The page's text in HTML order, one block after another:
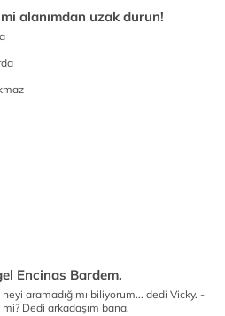
alanımdan uzak durun!
Encinas Bardem.
aramadığımı biliyorum... dedi Vicky. -
Dedi arkadaşım bana.